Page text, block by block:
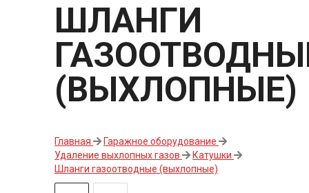
ШЛАНГИ
(ВЫХЛОПНЫЕ)
Главная
Гаражное оборудование
Удаление выхлопных газов
Катушки
Шланги газоотводные (выхлопные)